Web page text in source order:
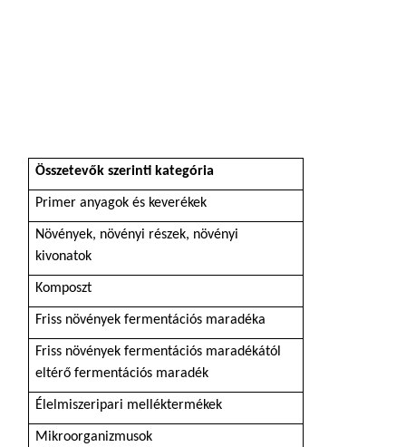
Összetevők szerinti kategória
Primer anyagok és keverékek
Növények, növényi részek, növényi
kivonatok
Komposzt
Friss növények fermentációs maradéka
Friss növények fermentációs maradékától
eltérő fermentációs maradék
Élelmiszeripari melléktermékek
Mikroorganizmusok